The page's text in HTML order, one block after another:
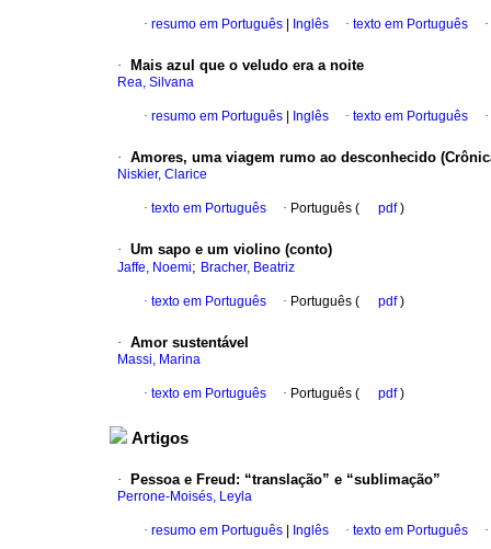
· resumo em Português Inglês · texto em Português ·
· Mais azul que o veludo era a noite
Rea, Silvana
· resumo em Português Inglês · texto em Português ·
· Amores, uma viagem rumo ao desconhecido
Niskier, Clarice
· texto em Português · Português ( pdf)
· Um sapo e um violino (conto)
Jaffe, Noemi; Bracher, Beatriz
· texto em Português · Português ( pdf)
· Amor sustentável
Massi, Marina
· texto em Português · Português ( pdf)
Artigos
· Pessoa e Freud : “translação” e “sublimação”
Perrone-Moisés, Leyla
· resumo em Português Inglês · texto em Português ·